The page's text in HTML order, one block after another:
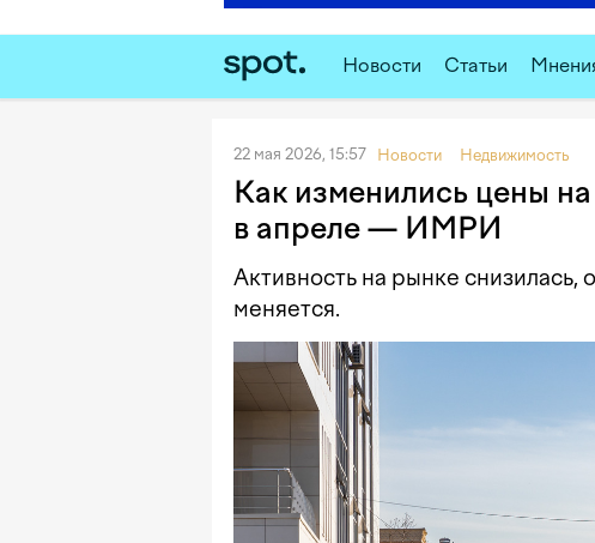
Новости Статьи
22 мая 2026, 15:57 Новости Недвижимость
Как изменились цены
в апреле — ИМРИ
Активность на рынке снизилась,
меняется.